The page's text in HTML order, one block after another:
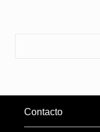
Contacto